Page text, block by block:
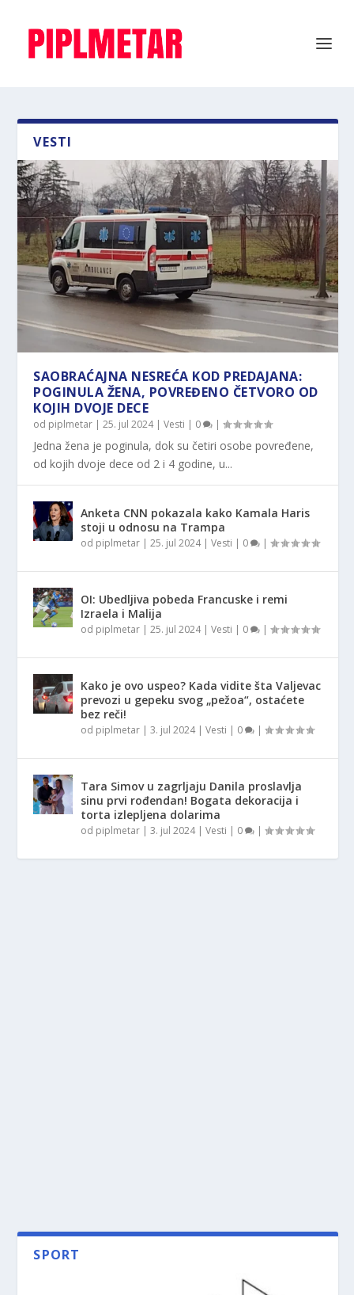
VESTI
SAOBRAĆAJNA NESREĆA KOD PREDAJANA:
POGINULA ŽENA, POVREĐENO ČETVORO OD
KOJIH DVOJE DECE
od piplmetar |25. jul 2024|Vesti | 0 |
Jedna žena je poginula, dok su četiri osobe povređene,
od kojih dvoje dece od 2 i 4 godine, u...
Anketa CNN pokazala kako Kamala Haris
stoji u odnosu na Trampa
od piplmetar |25. jul 2024|Vesti | 0 |
OI: Ubedljiva pobeda Francuske i remi
Izraela i Malija
od piplmetar |25. jul 2024|Vesti | 0 |
Kako je ovo uspeo? Kada vidite šta Valjevac
prevozi u gepeku svog „pežoa“, ostaćete
bez reči!
od piplmetar |3. jul 2024|Vesti | 0 |
Tara Simov u zagrljaju Danila proslavlja
sinu prvi rođendan! Bogata dekoracija i
torta izlepljena dolarima
od piplmetar |3. jul 2024|Vesti | 0 |
SPORT